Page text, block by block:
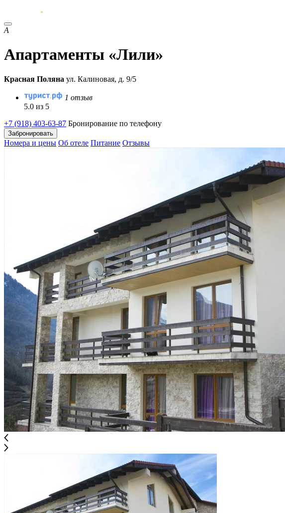
А
Апартаменты «Лили»
Красная Поляна ул. Калиновая, д. 9/5
1 отзыв
5.0 из 5
+7 (918) 403-63-87 Бронирование по телефону
Забронировать
Номера и цены Об отеле Питание Отзывы